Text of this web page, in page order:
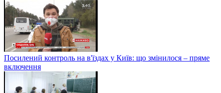
Посилений контроль на в'їздах у Київ: що змінилося – пряме
включення